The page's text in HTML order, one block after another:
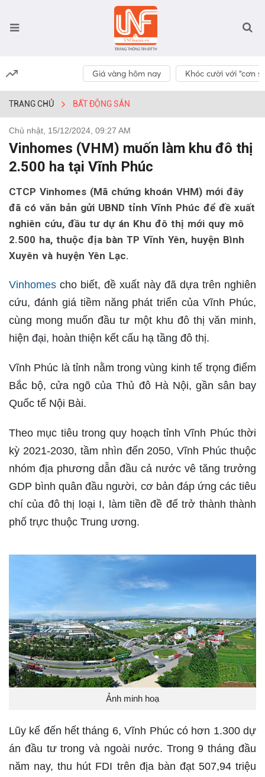
Giá vàng hôm nay Khóc cười với “cơn
TRANG CHỦ BẤT ĐỘNG SẢN
Chủ nhật, 15/12/2024, 09:27 AM
Vinhomes (VHM) muốn làm khu đô thị
2.500 ha tại Vĩnh Phúc
CTCP Vinhomes (Mã chứng khoán VHM) mới đây
đã có văn bản gửi UBND tỉnh Vĩnh Phúc để đề xuất
nghiên cứu, đầu tư dự án Khu đô thị mới quy mô
2.500 ha, thuộc địa bàn TP Vĩnh Yên, huyện Bình
Xuyên và huyện Yên Lạc.
Vinhomes cho biết, đề xuất này đã dựa trên nghiên
cứu, đánh giá tiềm năng phát triển của Vĩnh Phúc,
cùng mong muốn đầu tư một khu đô thị văn minh,
hiện đại, hoàn thiện kết cấu hạ tầng đô thị.
Vĩnh Phúc là tỉnh nằm trong vùng kinh tế trọng điểm
Bắc bộ, cửa ngõ của Thủ đô Hà Nội, gần sân bay
Quốc tế Nội Bài.
Theo mục tiêu trong quy hoạch tỉnh Vĩnh Phúc thời
kỳ 2021-2030, tầm nhìn đến 2050, Vĩnh Phúc thuộc
nhóm địa phương dẫn đầu cả nước vê tăng trưởng
GDP bình quân đầu người, cơ bản đáp ứng các tiêu
chí của đô thị loại I, làm tiền đề để trở thành thành
phố trực thuộc Trung ương.
Ảnh minh hoạ
Lũy kế đến hết tháng 6, Vĩnh Phúc có hơn 1.300 dự
án đầu tư trong và ngoài nước. Trong 9 tháng đầu
năm nay, thu hút FDI trên địa bàn đạt 507,94 triệu